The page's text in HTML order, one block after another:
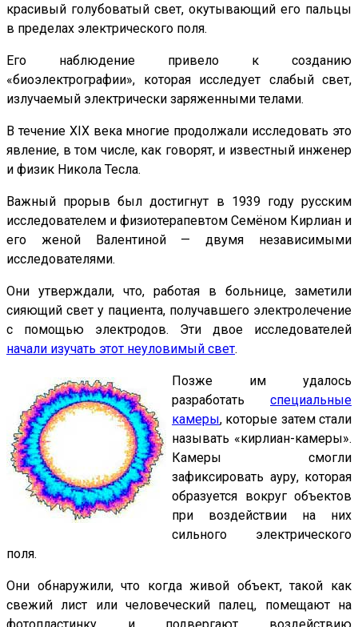
красивый голубоватый свет, окутывающий его пальцы
в пределах электрического поля.
Его наблюдение привело к созданию
«биоэлектрографии», которая исследует слабый свет,
излучаемый электрически заряженными телами.
В течение XIX века многие продолжали исследовать это
явление, в том числе, как говорят, и известный инженер
и физик Никола Тесла.
Важный прорыв был достигнут в 1939 году русским
исследователем и физиотерапевтом Семёном Кирлиан и
его женой Валентиной — двумя независимыми
исследователями.
Они утверждали, что, работая в больнице, заметили
сияющий свет у пациента, получавшего электролечение
с помощью электродов. Эти двое исследователей
начали изучать этот неуловимый свет.
Позже им удалось
разработать специальные
камеры, которые затем стали
называть «кирлиан-камеры».
Камеры смогли
зафиксировать ауру, которая
образуется вокруг объектов
при воздействии на них
сильного электрического
поля.
Они обнаружили, что когда живой объект, такой как
свежий лист или человеческий палец, помещают на